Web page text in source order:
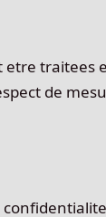
traitees
de